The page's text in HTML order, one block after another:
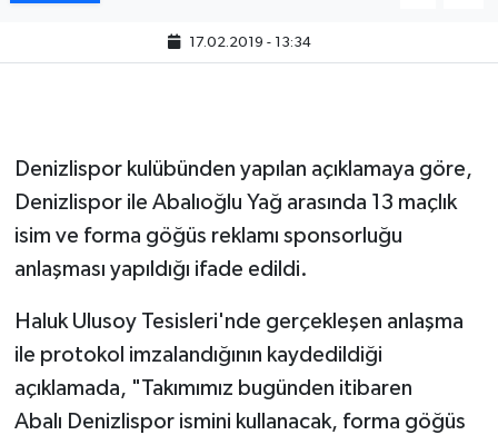
17.02.2019 - 13:34
Denizlispor kulübünden yapılan açıklamaya göre,
Denizlispor ile Abalıoğlu Yağ arasında 13 maçlık
isim ve forma göğüs reklamı sponsorluğu
anlaşması yapıldığı ifade edildi.
Haluk Ulusoy Tesisleri'nde gerçekleşen anlaşma
ile protokol imzalandığının kaydedildiği
açıklamada, "Takımımız bugünden itibaren
Abalı Denizlispor ismini kullanacak, forma göğüs